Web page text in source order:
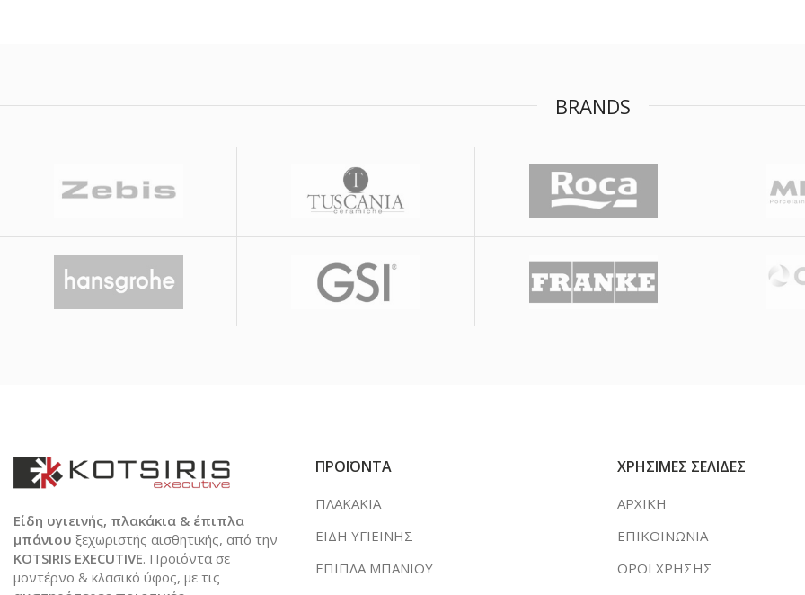
BRANDS
Είδη υγιεινής, πλακάκια & έπιπλα
μπάνιου ξεχωριστής αισθητικής, από την
KOTSIRIS EXECUTIVE. Προϊόντα σε
μοντέρνο & κλασικό ύφος, με τις
ΠΡΟΪΟΝΤΑ
ΠΛΑΚΑΚΙΑ
ΕΙΔΗ ΥΓΙΕΙΝΗΣ
ΕΠΙΠΛΑ ΜΠΑΝΙΟΥ
ΧΡΗΣΙΜΕΣ ΣΕΛΙΔΕΣ
ΑΡΧΙΚΗ
ΕΠΙΚΟΙΝΩΝΙΑ
ΟΡΟΙ ΧΡΗΣΗΣ